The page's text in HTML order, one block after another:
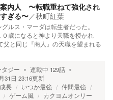
内人 〜転職重ねて強化され
ぎる〜／秋町紅葉
ルス・マーダは転生者だった。
歳になると神より天職を授かれ
と同じ『商人』の天職を望まれる
ジー 連載中 129話
31日 23:16更新
長 いつか最強
仲間最強
ゲーム風 カクヨムオンリー